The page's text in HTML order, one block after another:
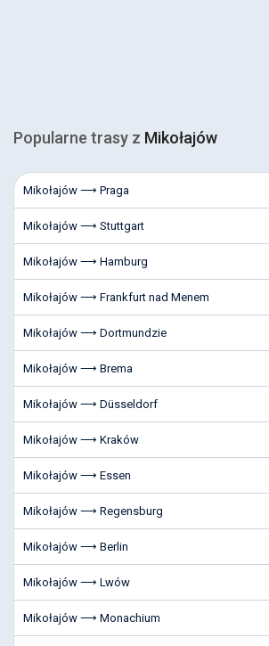
Popularne trasy z Mikołajów
Mikołajów ⟶ Praga
Mikołajów ⟶ Stuttgart
Mikołajów ⟶ Hamburg
Mikołajów ⟶ Frankfurt nad Menem
Mikołajów ⟶ Dortmundzie
Mikołajów ⟶ Brema
Mikołajów ⟶ Düsseldorf
Mikołajów ⟶ Kraków
Mikołajów ⟶ Essen
Mikołajów ⟶ Regensburg
Mikołajów ⟶ Berlin
Mikołajów ⟶ Lwów
Mikołajów ⟶ Monachium